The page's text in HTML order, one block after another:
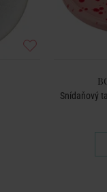
Snídaňový